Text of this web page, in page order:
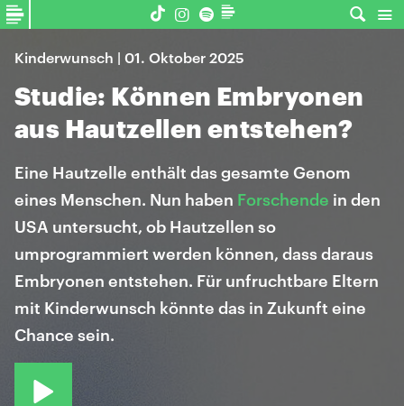
Kinderwunsch | 01. Oktober 2025
Studie: Können Embryonen
aus Hautzellen entstehen?
Eine Hautzelle enthält das gesamte Genom
eines Menschen. Nun haben Forschende in den
USA untersucht, ob Hautzellen so
umprogrammiert werden können, dass daraus
Embryonen entstehen. Für unfruchtbare Eltern
mit Kinderwunsch könnte das in Zukunft eine
Chance sein.